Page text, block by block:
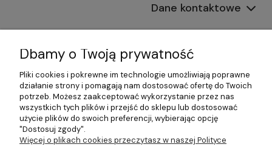
Dane kontaktowe
Informacje
Płatności i dostawa
Pomoc
Moje konto
Dbamy o Twoją prywatność
Pliki cookies i pokrewne im technologie umożliwiają poprawne
działanie strony i pomagają nam dostosować ofertę do Twoich
potrzeb. Możesz zaakceptować wykorzystanie przez nas
wszystkich tych plików i przejść do sklepu lub dostosować
użycie plików do swoich preferencji, wybierając opcję
"Dostosuj zgody".
Więcej o plikach cookies przeczytasz w naszej Polityce